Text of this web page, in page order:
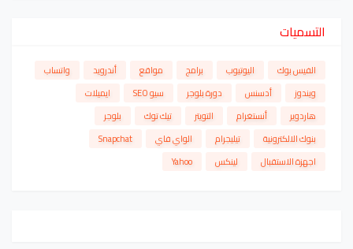
التسميات
الفيس بوك اليوتيوب برامج مواقع أندرويد
واتساب
ويندوز
أدسنس دورة بلوجر سيو SEO
ايميلات
هاردوير
أنستغرام التويتر تيك توك
بلوجر
بنوك الالكترونية
تيليجرام الواي فاي
Snapchat
اجهزة الاستقبال
لينكس Yahoo